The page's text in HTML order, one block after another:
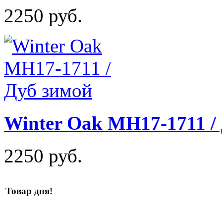
2250 руб.
Winter Oak MH17-1711 /
2250 руб.
Товар дня!